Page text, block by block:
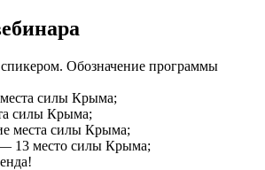
спикером. Обозначение программы
силы Крыма;
силы Крыма;
места силы Крыма;
13 место силы Крыма;